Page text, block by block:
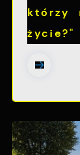
którzy
życie?"
Firmy te
postaci
mediów